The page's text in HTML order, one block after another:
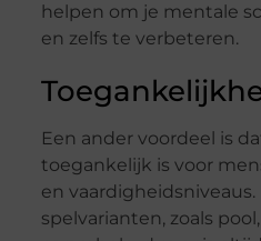
helpen om je mentale
en zelfs te verbeteren.
Een ander voordeel is
toegankelijk is voor
en
spelvarianten, zoals